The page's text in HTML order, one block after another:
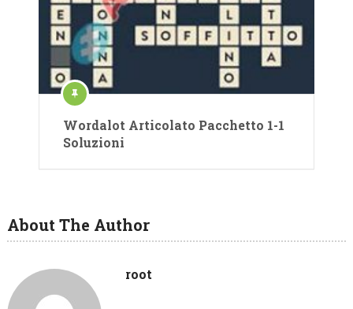
Wordalot Articolato Pacchetto 1-1
Soluzioni
About The Author
root